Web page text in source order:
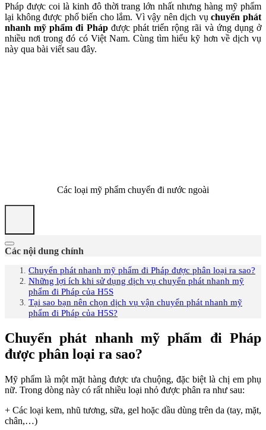
Pháp được coi là kinh đô thời trang lớn nhất nhưng hàng mỹ phẩm
lại không được phổ biến cho lắm. Vì vậy nên dịch vụchuyển phát
nhanh mỹ phẩm đi Phápđược phát triển rộng rãi và ứng dụng ở
nhiều nơi trong đó có Việt Nam. Cùng tìm hiểu kỹ hơn về dịch vụ
này qua bài viết sau đây.
Các loại mỹ phẩm chuyển đi nước ngoài
Các nội dung chính
Chuyển phát nhanh mỹ phẩm đi Pháp được phân loại ra sao?
Những lợi ích khi sử dụng dịch vụ chuyển phát nhanh mỹ
phẩm đi Pháp của H5S
Tại sao bạn nên chọn dịch vụ vận chuyển phát nhanh mỹ
phẩm đi Pháp của H5S?
Chuyển phát nhanh mỹ phẩm đi Pháp
được phân loại ra sao?
Mỹ phẩm là một mặt hàng được ưa chuộng, đặc biệt là chị em phụ
nữ. Trong dòng này có rất nhiều loại nhỏ được phân ra như sau:
+ Các loại kem, nhũ tương, sữa, gel hoặc dầu dùng trên da (tay, mặt,
chân,…)